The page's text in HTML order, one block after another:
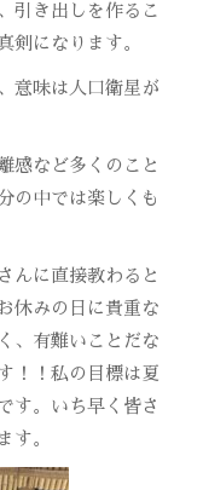
引き出しを作るこ
剣になります。
意味は人口衛星が
感など多くのこと
の中では楽しくも
んに直接教わると
休みの日に貴重な
、有難いことだな
！！私の目標は夏
す。いち早く皆さ
す。